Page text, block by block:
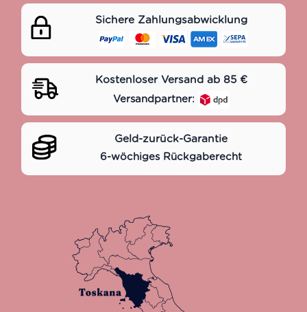
Sichere Zahlungsabwicklung
Kostenloser Versand ab 85 €
Versandpartner:
Geld-zurück-Garantie
6-wöchiges Rückgaberecht